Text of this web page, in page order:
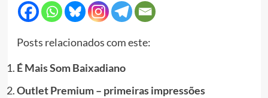
Posts relacionados com este:
É Mais Som Baixadiano
Outlet Premium – primeiras impressões